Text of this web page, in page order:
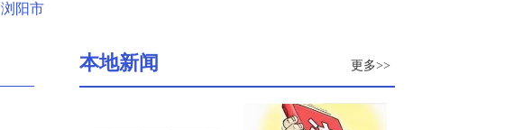
浏阳市
本地新闻 更多>>